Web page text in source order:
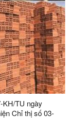
KH/TU ngày
Chỉ thị số 03-